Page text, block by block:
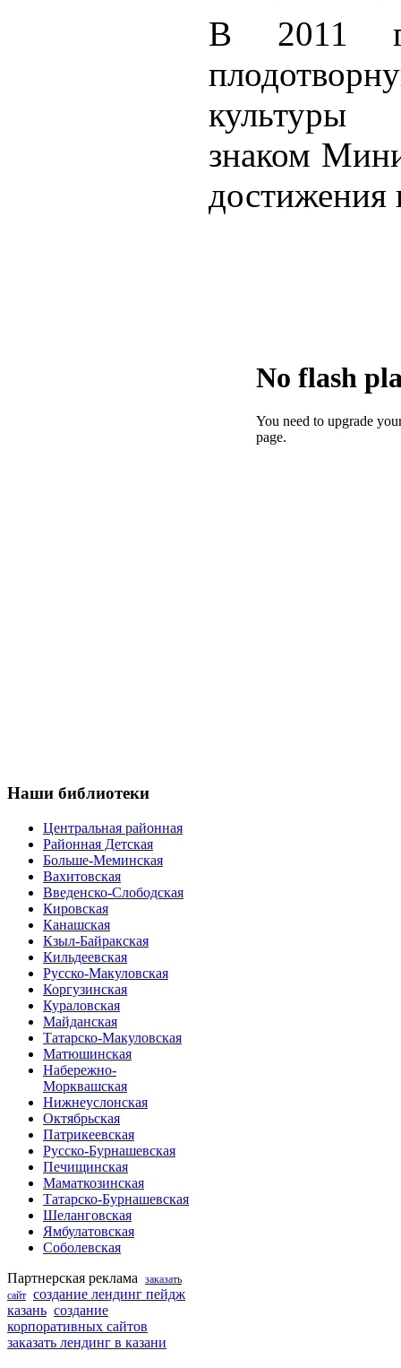
В 2011
культуры
знаком
достижения
No flash
You need to upgrade
page.
Наши библиотеки
Центральная районная
Районная Детская
Больше-Меминская
Вахитовская
Введенско-Слободская
Кировская
Канашская
Кзыл-Байракская
Кильдеевская
Русско-Макуловская
Коргузинская
Кураловская
Майданская
Татарско-Макуловская
Матюшинская
Набережно-
Морквашская
Нижнеуслонская
Октябрьская
Патрикеевская
Русско-Бурнашевская
Печищинская
Маматкозинская
Татарско-Бурнашевская
Шеланговская
Ямбулатовская
Соболевская
Партнерская реклама
заказать
сайт создание лендинг пейдж
казань создание
корпоративных сайтов
заказать лендинг в казани